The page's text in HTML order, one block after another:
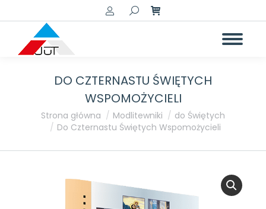
Szukaj:
DO CZTERNASTU ŚWIĘTYCH
WSPOMOŻYCIELI
Jesteś tutaj:
Strona główna Modlitewniki
do Świętych
Do Czternastu Świętych Wspomożycieli